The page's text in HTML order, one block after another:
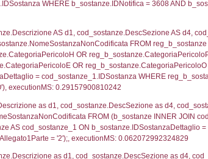
AND
executionMS:
FROM f_territori_limitrofi
AND
executionMS: